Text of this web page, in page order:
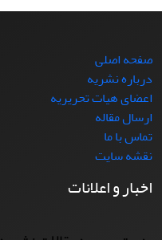
صفحه اصلی
درباره نشریه
اعضای هیات تحریریه
ارسال مقاله
تماس با ما
نقشه سایت
اخبار و اعلانات